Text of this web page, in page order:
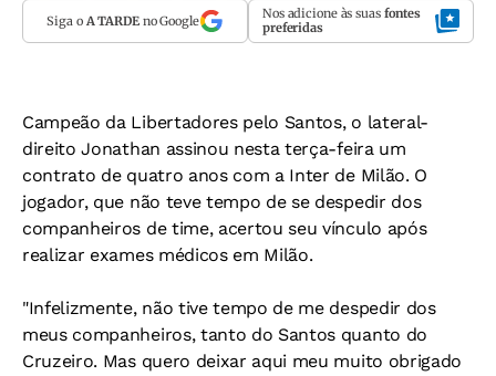
Siga o A TARDEno Google Nos adicione às suas fontes
preferidas
Campeão da Libertadores pelo Santos, o lateral-
direito Jonathan assinou nesta terça-feira um
contrato de quatro anos com a Inter de Milão. O
jogador, que não teve tempo de se despedir dos
companheiros de time, acertou seu vínculo após
realizar exames médicos em Milão.
"Infelizmente, não tive tempo de me despedir dos
meus companheiros, tanto do Santos quanto do
Cruzeiro. Mas quero deixar aqui meu muito obrigado